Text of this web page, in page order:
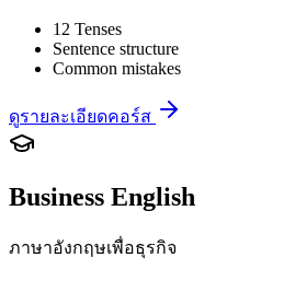
12 Tenses
Sentence structure
Common mistakes
ดูรายละเอียดคอร์ส
Business English
ภาษาอังกฤษเพื่อธุรกิจ